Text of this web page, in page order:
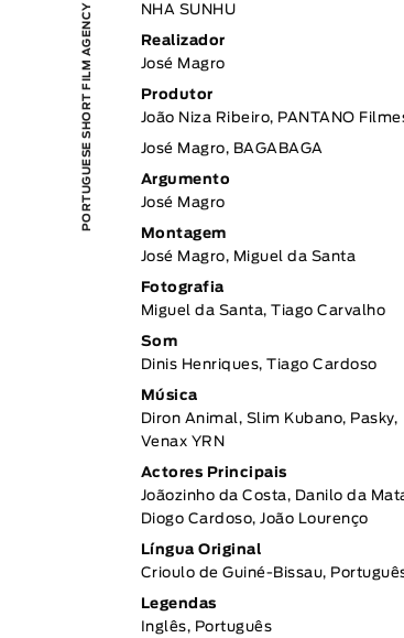
PORTUGUESE SHORT FILM AGENCY
NHA SUNHU
Realizador
José Magro
Produtor
João Niza Ribeiro, PANTANO
José Magro, BAGABAGA
Argumento
José Magro
Montagem
José Magro, Miguel da Santa
Fotografia
Miguel da Santa, Tiago Carvalho
Som
Dinis Henriques, Tiago Cardoso
Música
Diron Animal, Slim Kubano, Pasky,
Venax YRN
Actores Principais
Joãozinho da Costa, Danilo da
Diogo Cardoso, João Lourenço
Língua Original
Crioulo de Guiné-Bissau,
Legendas
Inglês, Português